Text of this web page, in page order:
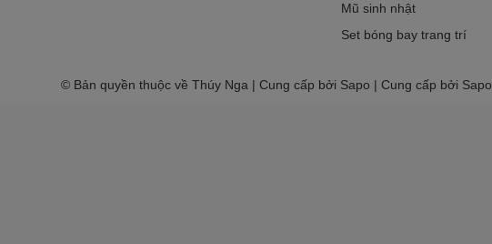
Mũ sinh nhật
Set bóng bay trang trí
© Bản quyền thuộc về Thúy Nga | Cung cấp bởi Sapo | Cung cấp bởi Sapo